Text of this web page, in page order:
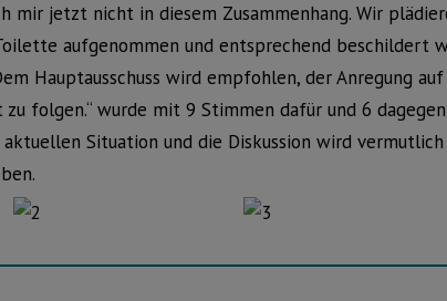
mir jetzt nicht in diesem Zusammenhang. Wir
aufgenommen und entsprechend beschildert
Hauptausschuss wird empfohlen, der Anregung
folgen.“ wurde mit 9 Stimmen dafür und 6
Situation und die Diskussion wird